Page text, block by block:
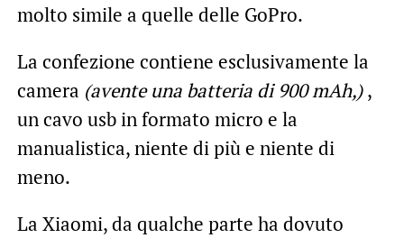
molto simile a quelle delle GoPro.
La confezione contiene esclusivamente la
camera (avente una batteria di 900 mAh,),
un cavo usb in formato micro e la
manualistica, niente di più e niente di
meno.
La Xiaomi, da qualche parte ha dovuto